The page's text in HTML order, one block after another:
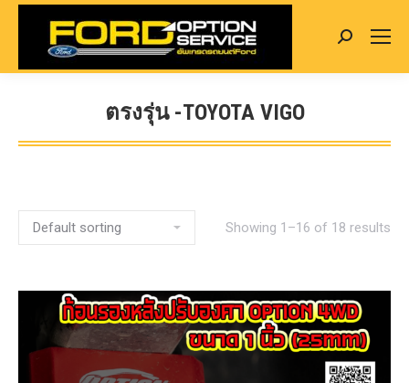
Search:
ตรงรุ่น -TOYOTA VIGO
You are here:
Showing 1–16 of 18 results